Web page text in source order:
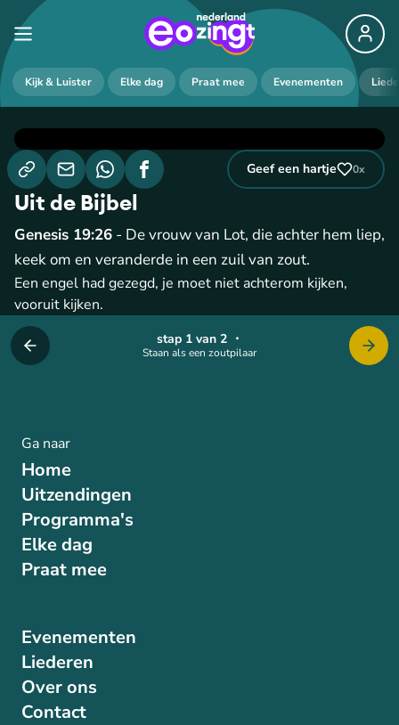
Kijk & Luister Elke dag Praat mee Evenementen
Staan als een zoutpilaar
stap 1 van 2・
Geef een hartje 0x
Uit de Bijbel
Genesis 19:26 - De vrouw van Lot, die achter hem liep,
keek om en veranderde in een zuil van zout.
Een engel had gezegd, je moet niet achterom kijken,
vooruit kijken.
Ga naar
Home
Uitzendingen
Programma's
Elke dag
Praat mee
Evenementen
Liederen
Over ons
Contact